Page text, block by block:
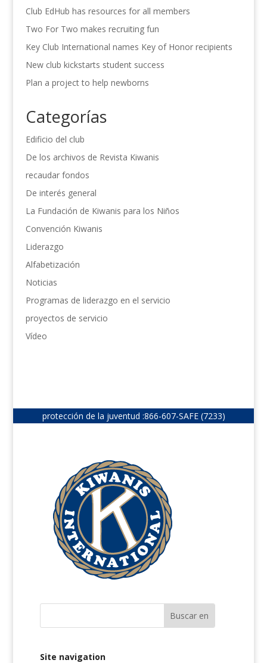
Club EdHub has resources for all members
Two For Two makes recruiting fun
Key Club International names Key of Honor recipients
New club kickstarts student success
Plan a project to help newborns
Categorías
Edificio del club
De los archivos de Revista Kiwanis
recaudar fondos
De interés general
La Fundación de Kiwanis para los Niños
Convención Kiwanis
Liderazgo
Alfabetización
Noticias
Programas de liderazgo en el servicio
proyectos de servicio
Vídeo
protección de la juventud :866-607-SAFE (7233)
Site navigation